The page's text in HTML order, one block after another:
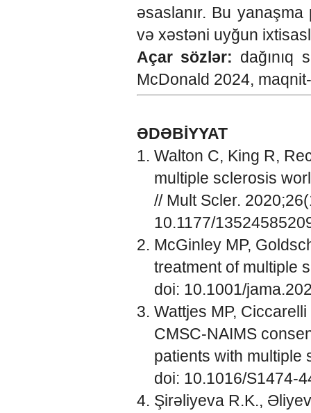
əsaslanır. Bu yanaşma
və xəstəni uyğun
Açar sözlər: dağınıq
McDonald 2024,
ƏDƏBİYYAT
Walton C, King R,
multiple sclerosis
// Mult Scler.
10.1177/
McGinley MP,
treatment of multiple
doi: 10.1001/
Wattjes MP,
CMSC-NAIMS
patients with multiple
doi: 10.1016/S1474-
Şirəliyeva R.K.,